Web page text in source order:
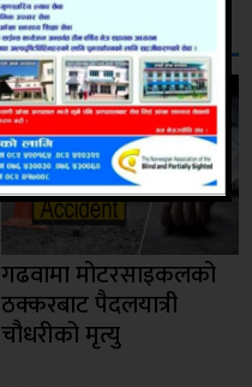
गढवामा मोटरसाइकलको
ठक्करबाट पैदलयात्री
चौधरीको मृत्यु